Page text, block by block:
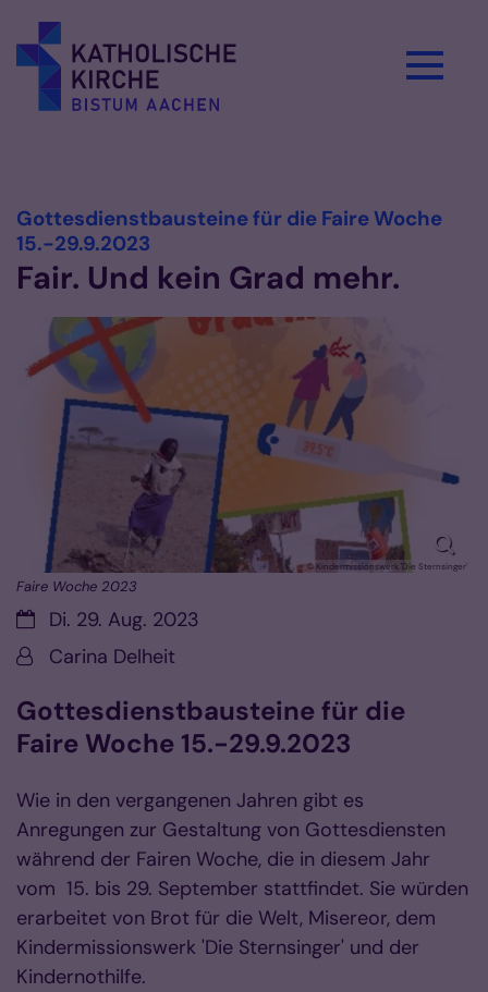
Gottesdienstbausteine für die Faire Woche
15.-29.9.2023
Fair. Und kein Grad mehr.
© Kindermissionswerk 'Die Sternsinger'
Faire Woche 2023
Datum:Di. 29. Aug. 2023
Von:Carina Delheit
Gottesdienstbausteine für die
Faire Woche 15.-29.9.2023
Wie in den vergangenen Jahren gibt es
Anregungen zur Gestaltung von Gottesdiensten
während der Fairen Woche, die in diesem Jahr
vom 15. bis 29. September stattfindet. Sie würden
erarbeitet von Brot für die Welt, Misereor, dem
Kindermissionswerk 'Die Sternsinger' und der
Kindernothilfe.